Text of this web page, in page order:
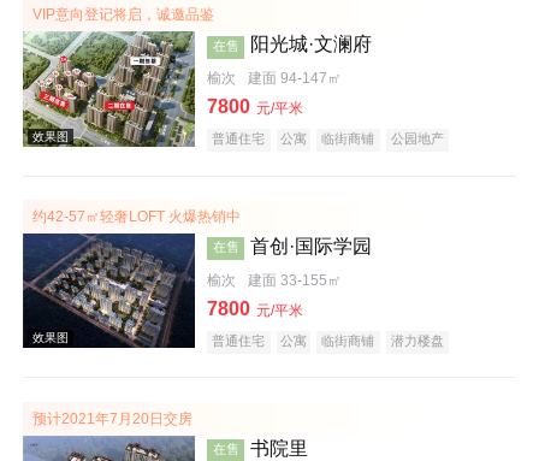
效果图
效果图
VIP意向登记将启，诚邀品鉴
在售 阳光城·文澜府
榆次 建面 94-147㎡
7800 元/平米
普通住宅 公寓 临街商铺
公园地产
约42-57㎡轻奢LOFT 火爆热销中
在售 首创·国际学园
榆次 建面 33-155㎡
7800 元/平米
普通住宅 公寓 临街商铺
潜力楼盘
预计2021年7月20日交房
在售 书院里